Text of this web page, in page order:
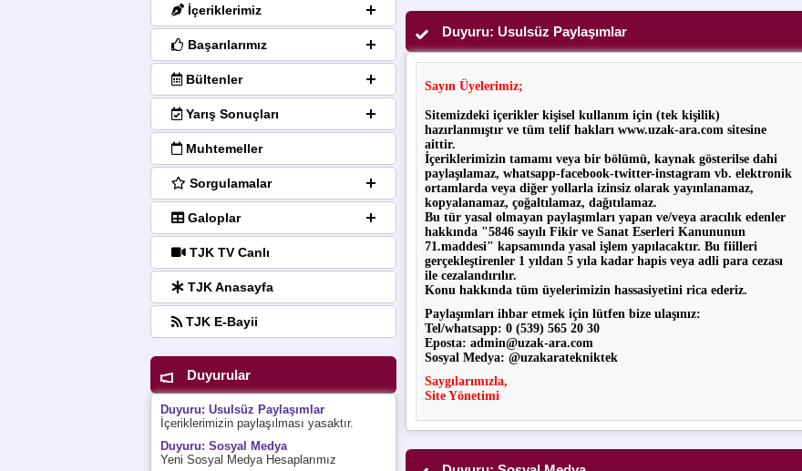
İçeriklerimiz
Başarılarımız
Bültenler
Yarış Sonuçları
Muhtemeller
Sorgulamalar
Galoplar
TJK TV Canlı
TJK Anasayfa
TJK E-Bayii
Duyurular
Duyuru: Usulsüz Paylaşımlar
İçeriklerimizin paylaşılması yasaktır.
Duyuru: Sosyal Medya
Yeni Sosyal Medya Hesaplarımız
Duyuru: Usulsüz Paylaşımlar
Sayın Üyelerimiz;
Sitemizdeki içerikler kişisel kullanım için (tek kişilik)
hazırlanmıştır ve tüm telif hakları www.uzak-ara.com sitesine
aittir.
İçeriklerimizin tamamı veya bir bölümü, kaynak gösterilse dahi
paylaşılamaz, whatsapp-facebook-twitter-instagram vb. elektronik
ortamlarda veya diğer yollarla izinsiz olarak yayınlanamaz,
kopyalanamaz, çoğaltılamaz, dağıtılamaz.
Bu tür yasal olmayan paylaşımları yapan ve/veya aracılık edenler
hakkında "5846 sayılı Fikir ve Sanat Eserleri Kanununun
71.maddesi" kapsamında yasal işlem yapılacaktır. Bu fiilleri
gerçekleştirenler 1 yıldan 5 yıla kadar hapis veya adli para cezası
ile cezalandırılır.
Konu hakkında tüm üyelerimizin hassasiyetini rica ederiz.
Paylaşımları ihbar etmek için lütfen bize ulaşınız:
Tel/whatsapp: 0 (539) 565 20 30
Eposta: admin@uzak-ara.com
Sosyal Medya: @uzakaratekniktek
Saygılarımızla,
Site Yönetimi